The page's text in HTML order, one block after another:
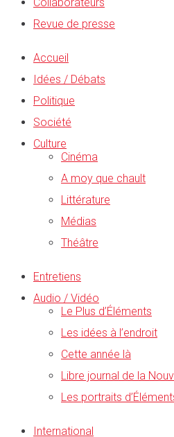
Revue de presse
Accueil
Idées / Débats
Politique
Société
Culture
Cinéma
A moy que chault
Littérature
Médias
Théâtre
Entretiens
Audio / Vidéo
Le Plus d’Éléments
Les idées à l’endroit
Cette année là
Libre journal de la
Les portraits
International